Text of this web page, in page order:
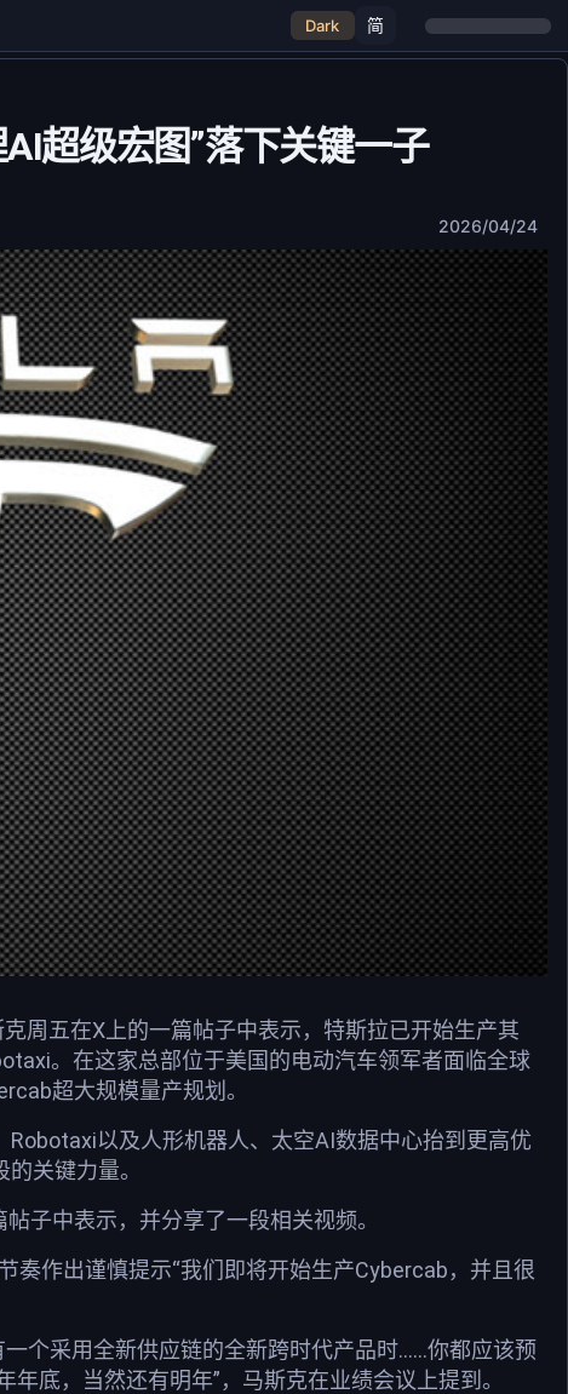
Dark 简
超级宏图”落下关键一子
2026/04/24
周五在X上的一篇帖子中表示，特斯拉已开始生产其
。在这家总部位于美国的电动汽车领军者面临全球
超大规模量产规划。
以及人形机器人、太空AI数据中心抬到更高优
关键力量。
子中表示，并分享了一段相关视频。
奏作出谨慎提示“我们即将开始生产Cybercab，并且很
个采用全新供应链的全新跨时代产品时……你都应该预
底，当然还有明年”，马斯克在业绩会议上提到。